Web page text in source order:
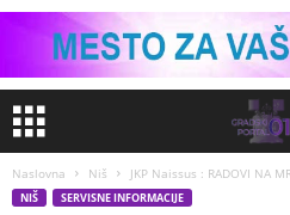
Naslovna Niš JKP Naissus : RADOVI NA
NIŠ SERVISNE INFORMACIJE